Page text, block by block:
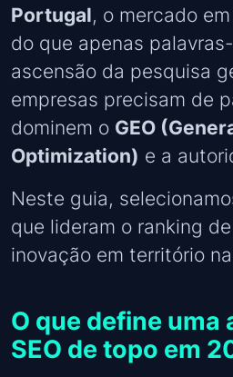
Portugal, o mercado
do que apenas
ascensão da pesquisa
empresas precisam de
dominem o GEO
Optimization) e a
Neste guia,
que lideram o ranking
inovação em território
O que define uma
SEO de topo em